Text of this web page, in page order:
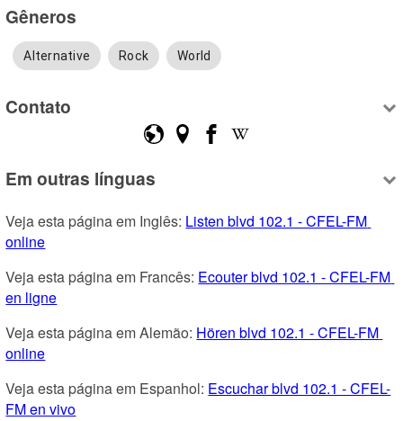
Gêneros
Alternative Rock World
Contato
Em outras línguas
Veja esta página em Inglês: Listen blvd 102.1 - CFEL-FM
online
Veja esta página em Francês: Ecouter blvd 102.1 - CFEL-FM
en ligne
Veja esta página em Alemão: Hören blvd 102.1 - CFEL-FM
online
Veja esta página em Espanhol: Escuchar blvd 102.1 - CFEL-
FM en vivo